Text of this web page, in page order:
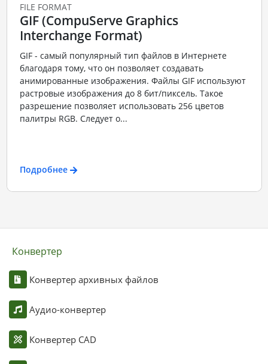
FILE FORMAT
GIF (CompuServe Graphics
Interchange Format)
GIF - самый популярный тип файлов в Интернете
благодаря тому, что он позволяет создавать
анимированные изображения. Файлы GIF используют
растровые изображения до 8 бит/пиксель. Такое
разрешение позволяет использовать 256 цветов
палитры RGB. Следует о...
Подробнее
Конвертер
Конвертер архивных файлов
Аудио-конвертер
Конвертер CAD